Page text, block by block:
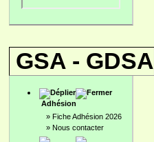
GSA - GDSA
Adhésion
» Fiche Adhésion 2026
» Nous contacter